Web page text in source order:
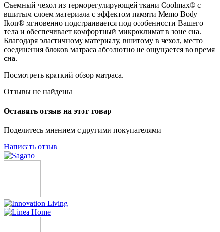
Съемный чехол из терморегулирующей ткани Coolmax® с
вшитым слоем материала с эффектом памяти Memo Body
Ikon® мгновенно подстраивается под особенности Вашего
тела и обеспечивает комфортный микроклимат в зоне сна.
Благодаря эластичному материалу, вшитому в чехол, место
соединения блоков матраса абсолютно не ощущается во время
сна.
Посмотреть краткий обзор матраса.
Отзывы не найдены
Оставить отзыв на этот товар
Поделитесь мнением с другими покупателями
Написать отзыв